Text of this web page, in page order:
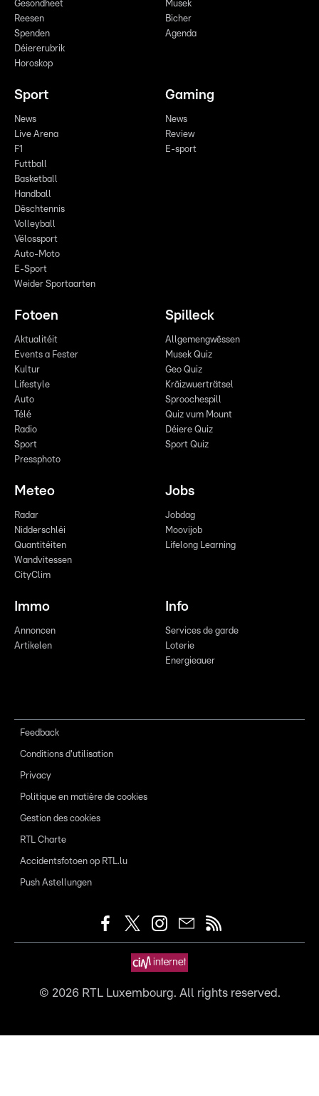
Gesondheet
Reesen
Spenden
Déiererubrik
Horoskop
Musek
Bicher
Agenda
Sport
News
Live Arena
F1
Futtball
Basketball
Handball
Dëschtennis
Volleyball
Vëlossport
Auto-Moto
E-Sport
Weider Sportaarten
Gaming
News
Review
E-sport
Fotoen
Aktualitéit
Events a Fester
Kultur
Lifestyle
Auto
Télé
Radio
Sport
Pressphoto
Spilleck
Allgemengwëssen
Musek Quiz
Geo Quiz
Kräizwuerträtsel
Sproochespill
Quiz vum Mount
Déiere Quiz
Sport Quiz
Meteo
Radar
Nidderschléi
Quantitéiten
Wandvitessen
CityClim
Jobs
Jobdag
Moovijob
Lifelong Learning
Immo
Annoncen
Artikelen
Info
Services de garde
Loterie
Energieauer
Feedback
Conditions d'utilisation
Privacy
Politique en matière de cookies
Gestion des cookies
RTL Charte
Accidentsfotoen op RTL.lu
Push Astellungen
© 2026RTL Luxembourg. All rights reserved.